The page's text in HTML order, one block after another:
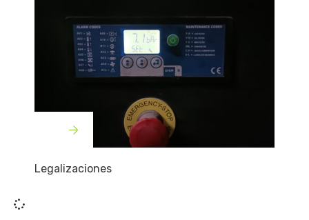
Legalizaciones